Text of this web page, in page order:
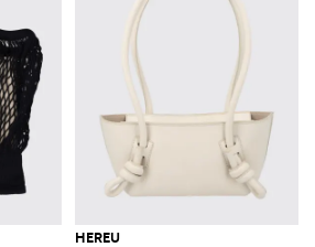
HEREU